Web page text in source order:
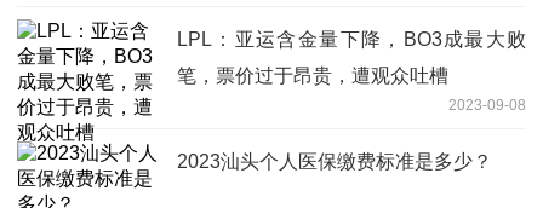
LPL：亚运含金量下降，BO3成最大败
笔，票价过于昂贵，遭观众吐槽
2023-09-08
2023汕头个人医保缴费标准是多少？